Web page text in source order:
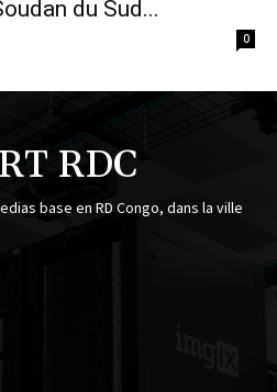
du Sud...
0
RDC
base en RD Congo, dans la ville